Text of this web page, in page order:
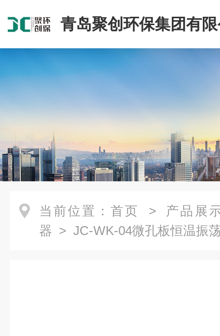
青岛聚创环保集团有
当前位置： 首页 > 产品展
器 > JC-WK-04微孔板恒温振